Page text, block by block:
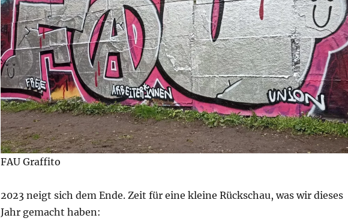
FAU Graffito
2023 neigt sich dem Ende. Zeit für eine kleine Rückschau, was wir dieses
Jahr gemacht haben: